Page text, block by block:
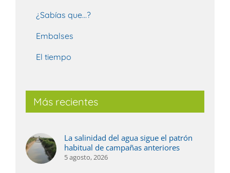
¿Sabías que…?
Embalses
El tiempo
Más recientes
La salinidad del agua sigue el patrón
habitual de campañas anteriores
5 agosto, 2026